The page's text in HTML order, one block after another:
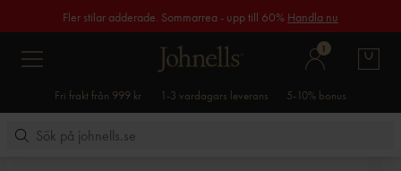
Fler stilar adderade. Sommarrea - upp till 60% Handla nu
1
Fri frakt från 999 kr 1-3 vardagars leverans 5-10% bonus